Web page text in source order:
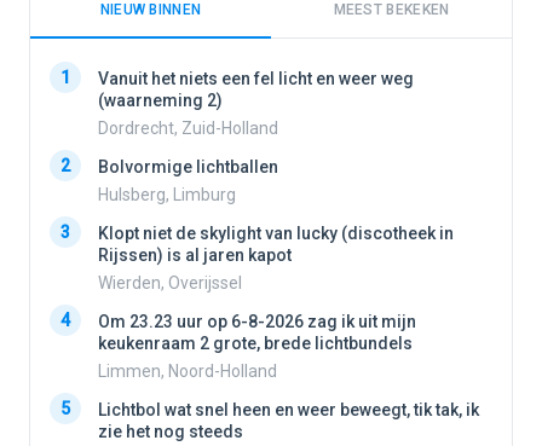
NIEUW BINNEN MEEST BEKEKEN
1
Vanuit het niets een fel licht en weer weg
(waarneming 2)
Dordrecht, Zuid-Holland
2
Bolvormige lichtballen
Hulsberg, Limburg
3
Klopt niet de skylight van lucky (discotheek in
Rijssen) is al jaren kapot
Wierden, Overijssel
4
Om 23.23 uur op 6-8-2026 zag ik uit mijn
keukenraam 2 grote, brede lichtbundels
Limmen, Noord-Holland
5
Lichtbol wat snel heen en weer beweegt, tik tak, ik
zie het nog steeds